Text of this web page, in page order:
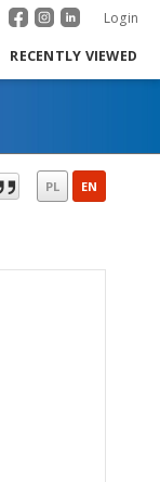
Login
RECENTLY VIEWED
PL EN